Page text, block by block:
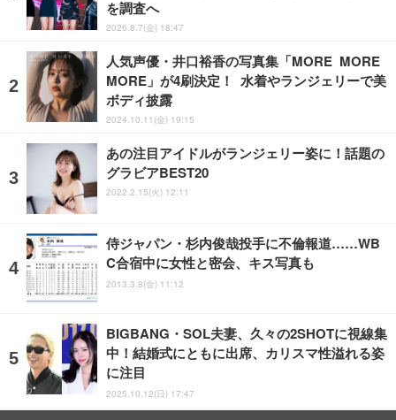
を調査へ
2026.8.7(金) 18:47
人気声優・井口裕香の写真集「MORE MORE
MORE」が4刷決定！ 水着やランジェリーで美
ボディ披露
2024.10.11(金) 19:15
あの注目アイドルがランジェリー姿に！話題の
グラビアBEST20
2022.2.15(火) 12:11
侍ジャパン・杉内俊哉投手に不倫報道……WB
C合宿中に女性と密会、キス写真も
2013.3.8(金) 11:12
BIGBANG・SOL夫妻、久々の2SHOTに視線集
中！結婚式にともに出席、カリスマ性溢れる姿
に注目
2025.10.12(日) 17:47